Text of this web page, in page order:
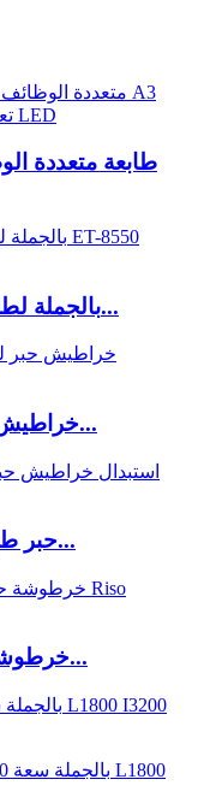
طابعة متعددة
حبر DTF بالجملة لطابعات إبسون...
خراطيش حبر للطابعات الكبيرة...
حبر طابعة ذات تنسيق عريض...
خرطوشة حبر عالية الإنتاجية لـ...